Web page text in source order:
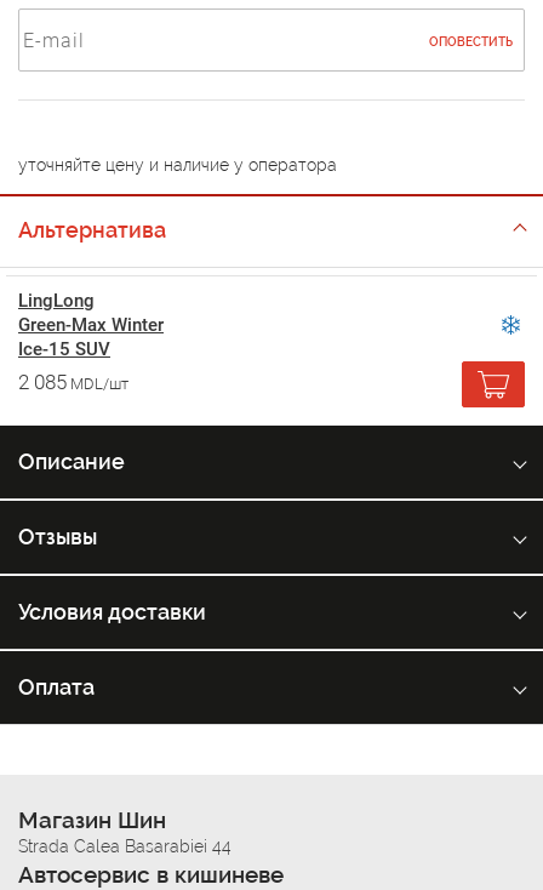
ОПОВЕСТИТЬ
уточняйте цену и наличие у оператора
Альтернатива
LingLong
Green-Max Winter
Ice-15 SUV
2 085 MDL/шт
Описание
Отзывы
Условия доставки
Оплата
Магазин Шин
Strada Calea Basarabiei 44
Автосервис в кишиневе